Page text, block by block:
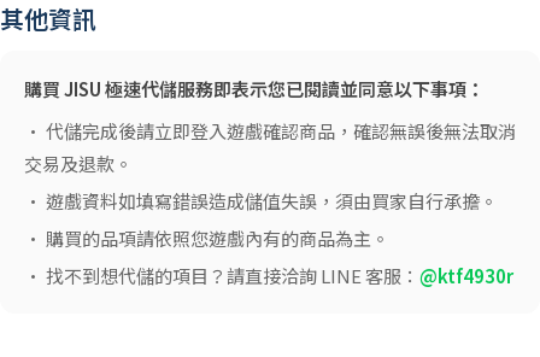
其他資訊
購買 JISU 極速代儲服務即表示您已閱讀並同意以下事項：
• 代儲完成後請立即登入遊戲確認商品，確認無誤後無法取消
交易及退款。
• 遊戲資料如填寫錯誤造成儲值失誤，須由買家自行承擔。
• 購買的品項請依照您遊戲內有的商品為主。
• 找不到想代儲的項目？請直接洽詢 LINE 客服： @ktf4930r